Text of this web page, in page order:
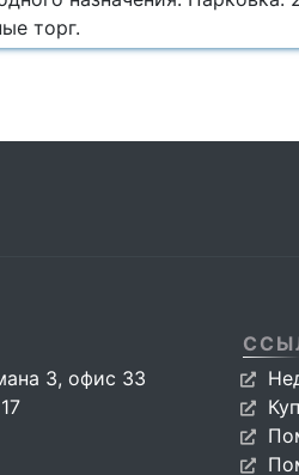
торг.
3, офис 33